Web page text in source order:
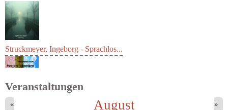
Struckmeyer, Ingeborg - Sprachlos...
Veranstaltungen
August
« »